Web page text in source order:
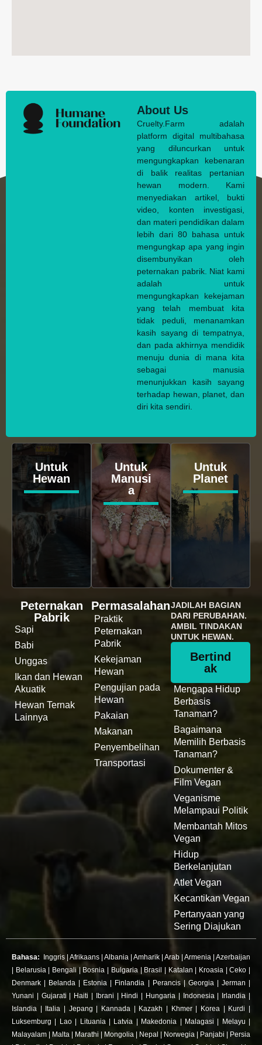
About Us
Cruelty.Farm adalah
platform digital multibahasa
yang diluncurkan untuk
mengungkapkan kebenaran
di balik realitas pertanian
hewan modern. Kami
menyediakan artikel, bukti
video, konten investigasi,
dan materi pendidikan dalam
lebih dari 80 bahasa untuk
mengungkap apa yang ingin
disembunyikan oleh
peternakan pabrik. Niat kami
adalah untuk
mengungkapkan kekejaman
yang telah membuat kita
tidak peduli, menanamkan
kasih sayang di tempatnya,
dan pada akhirnya mendidik
menuju dunia di mana kita
sebagai manusia
menunjukkan kasih sayang
terhadap hewan, planet, dan
diri kita sendiri.
Untuk
Hewan
Untuk
Manusi
a
Untuk
Planet
Peternakan
Pabrik
Sapi
Babi
Unggas
Ikan dan Hewan
Akuatik
Hewan Ternak
Lainnya
Permasalahan
Praktik
Peternakan
Pabrik
Kekejaman
Hewan
Pengujian pada
Hewan
Pakaian
Makanan
Penyembelihan
Transportasi
JADILAH BAGIAN
DARI PERUBAHAN.
AMBIL TINDAKAN
UNTUK HEWAN.
Bertind
ak
Mengapa Hidup
Berbasis
Tanaman?
Bagaimana
Memilih Berbasis
Tanaman?
Dokumenter &
Film Vegan
Veganisme
Melampaui Politik
Membantah Mitos
Vegan
Hidup
Berkelanjutan
Atlet Vegan
Kecantikan Vegan
Pertanyaan yang
Sering Diajukan
Bahasa: Inggris Afrikaans Albania Amharik Arab Armenia Azerbaijan
Belarusia| Bengali Bosnia Bulgaria| Brasil Katalan Kroasia|Ceko
Denmark
Belanda Estonia Finlandia Perancis| Georgia| Jerman
Yunani
Gujarati Haiti Ibrani Hindi Hungaria Indonesia| Irlandia
Islandia
Italia Jepang Kannada Kazakh Khmer| Korea Kurdi
Luksemburg
Lao| Lituania| Latvia Makedonia Malagasi Melayu
Malayalam
Malta Marathi Mongolia Nepal Norwegia Panjabi
Persia